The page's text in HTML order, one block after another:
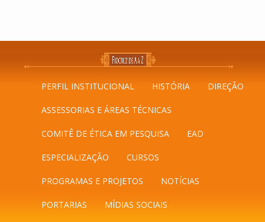
PERFIL INSTITUCIONAL HISTÓRIA DIREÇÃO
ASSESSORIAS E ÁREAS TÉCNICAS
COMITÊ DE ÉTICA EM PESQUISA EAD
ESPECIALIZAÇÃO CURSOS
PROGRAMAS E PROJETOS NOTÍCIAS
PORTARIAS MÍDIAS SOCIAIS